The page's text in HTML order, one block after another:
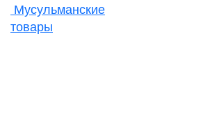
Мусульманские
товары